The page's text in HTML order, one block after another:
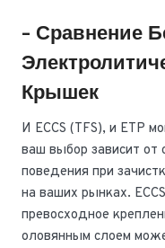
- Сравнение
Крышек
И ECCS (TFS), и ETP
ваш выбор зависит от
поведения при
на ваших рынках.
превосходное
оловянным слоем